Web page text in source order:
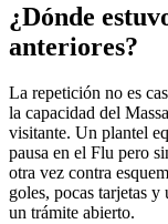
¿Dónde
anteriores?
La repetición no es
la capacidad del
visitante. Un plantel
pausa en el Flu pero
otra vez contra
goles, pocas tarjetas y
un trámite abierto.